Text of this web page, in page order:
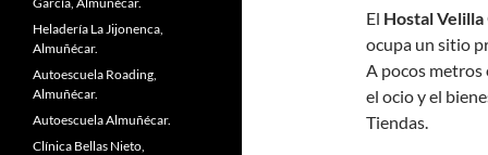
El Hostal Velilla
ocupa un sitio
A pocos
el ocio y el
Tiendas.
Heladería La Jijonenca,
Almuñécar.
Autoescuela Roading,
Almuñécar.
Autoescuela Almuñécar.
Clínica Bellas Nieto,